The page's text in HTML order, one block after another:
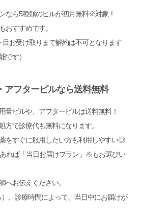
なら5種類のピルが初月無料※対象！
おすすめです。
お受け取りまで解約は不可となります
です）
アフターピルなら送料無料
量ピルや、アフターピルは送料無料！
方で診療代も無料になります。
をすぐに服用したい方も利用しやすい◎
れば「当日お届けプラン」※もお選びい
へお伝えください。
、診療時間によって、当日中にお届けが